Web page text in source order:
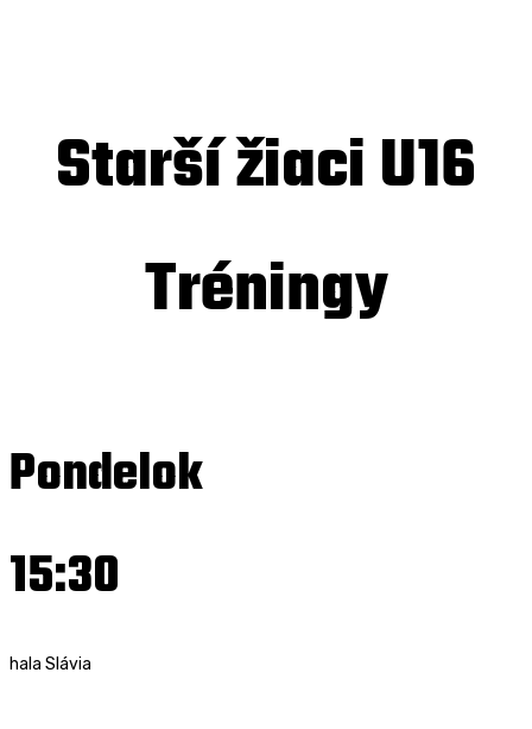
Starší žiaci U16
Tréningy
Pondelok
15:30
hala Slávia